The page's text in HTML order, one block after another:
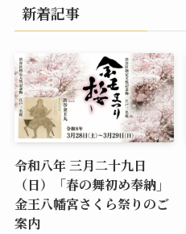
新着記事
令和八年 三月二十九日
（日）「春の舞初め奉納」
金王八幡宮さくら祭りのご
案内